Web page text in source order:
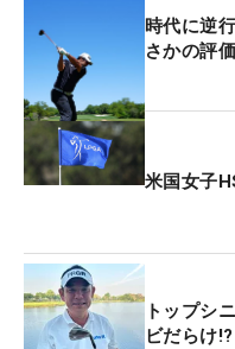
時代に逆
さかの評
米国女子
トップシ
ビだらけ